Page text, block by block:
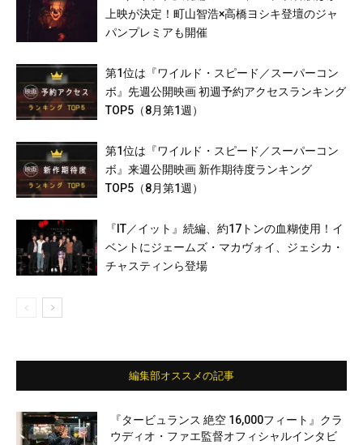
上映が決定！町山智浩×高橋ヨシキ登壇のジャ
パンプレミアも開催
第1位は『ワイルド・スピード／スーパーコン
ボ』先週公開映画 初週予約アクセスランキング
TOP5（8月第1週）
第1位は『ワイルド・スピード／スーパーコン
ボ』来週公開映画 新作期待度ランキング
TOP5（8月第1週）
『IT／イット』続編、約17トンの血糊使用！イ
ベントにジェームズ・マカヴォイ、ジェシカ・
チャスティンら登場
編集部オススメの記事
『タービュランス 絶空 16,000フィート』クラ
ウディオ・ファエ監督オフィシャルインタビ